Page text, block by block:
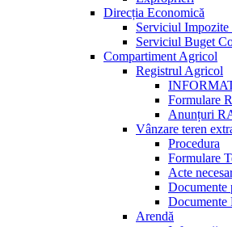
Direcția Economică
Serviciul Impozite
Serviciul Buget
Compartiment Agricol
Registrul Agricol
Formulare
Anunțuri
Vânzare teren
Procedura
Formulare
Acte
Documente
Documente
Arendă